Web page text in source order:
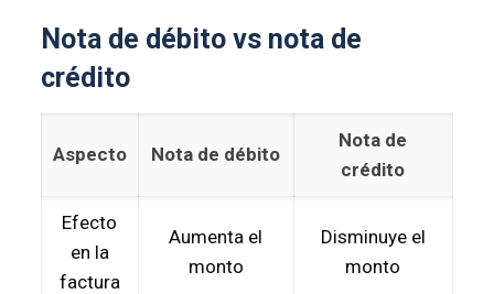
Nota de débito vs nota de
crédito
Aspecto Nota de débito
Nota de
crédito
Efecto
en la
factura
Aumenta el
monto
Disminuye el
monto